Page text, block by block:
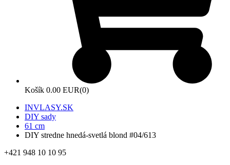
Košík 0.00 EUR(0)
INVLASY.SK
DIY sady
61 cm
DIY stredne hnedá-svetlá blond #04/613
+421 948 10 10 95